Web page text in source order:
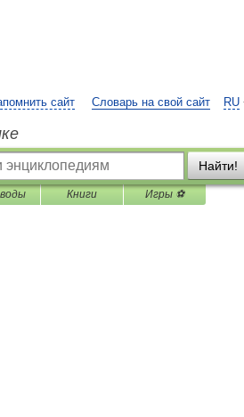
RU
сайт Словарь на свой сайт
Найти!
Книги Игры ⚽